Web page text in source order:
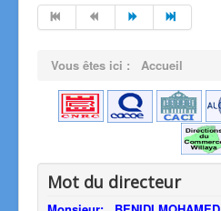
Vous êtes ici : Accueil
Mot du directeur